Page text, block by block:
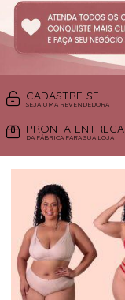
CADASTRE-SE
SEJA UMA REVENDEDORA
PRONTA-ENTREGA
DA FÁBRICA PARA SUA LOJA